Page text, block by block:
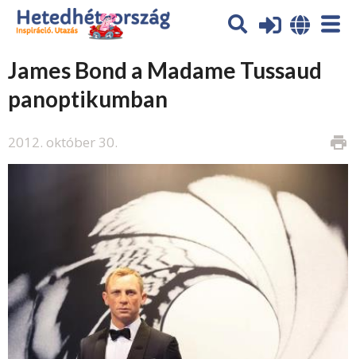
James Bond a Madame Tussaud
panoptikumban
2012. október 30. print